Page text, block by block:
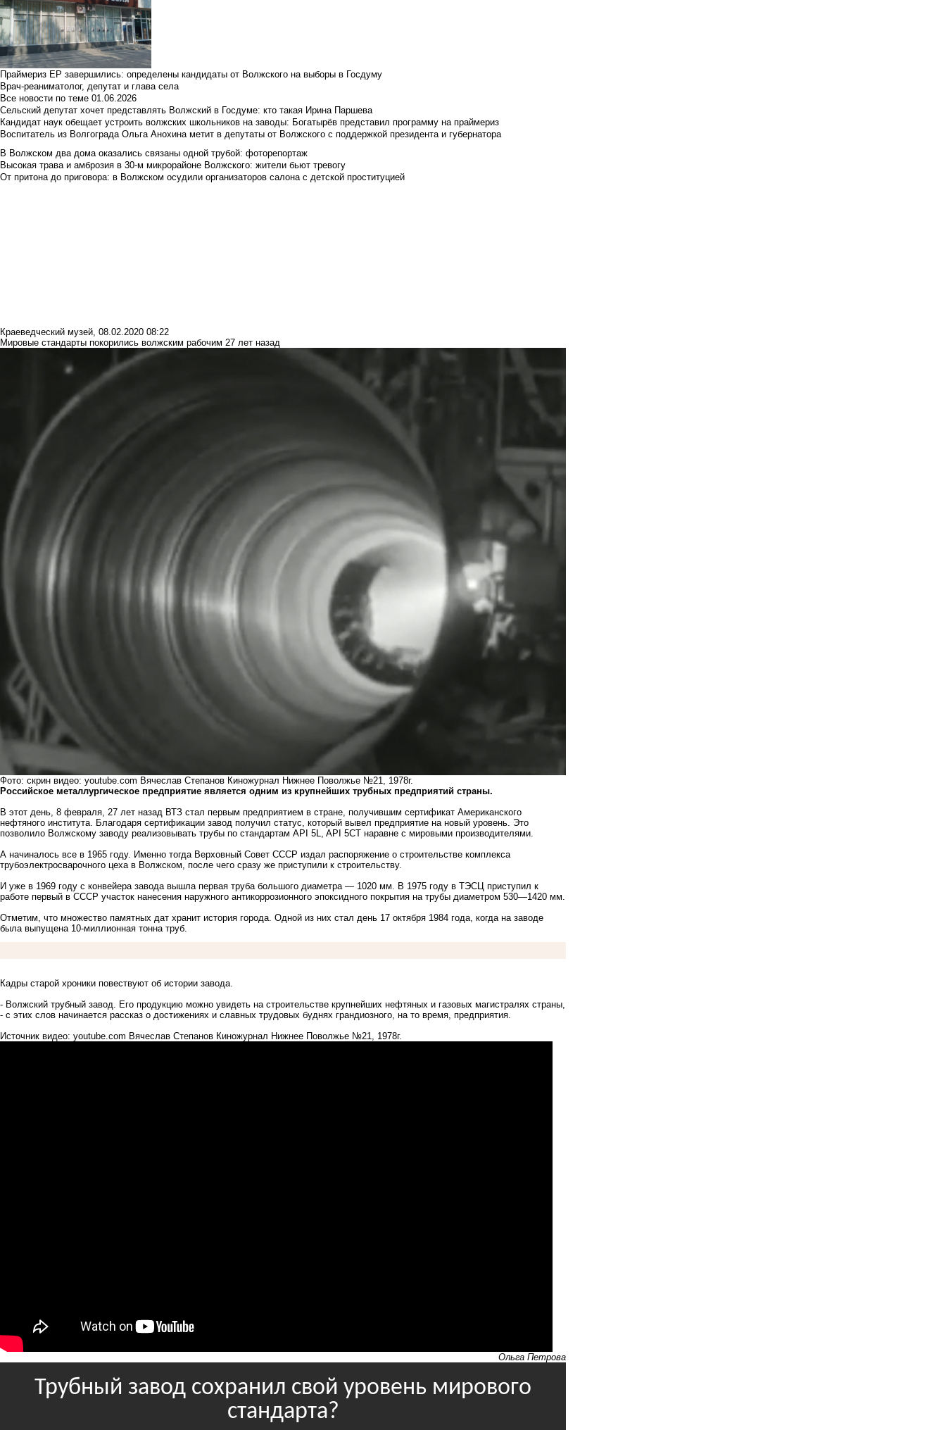
Праймериз ЕР завершились: определены кандидаты от Волжского на выборы в Госдуму
Врач-реаниматолог, депутат и глава села
Все новости по теме 01.06.2026
Сельский депутат хочет представлять Волжский в Госдуме: кто такая Ирина Паршева
Кандидат наук обещает устроить волжских школьников на заводы: Богатырёв представил программу на праймериз
Воспитатель из Волгограда Ольга Анохина метит в депутаты от Волжского с поддержкой президента и губернатора
В Волжском два дома оказались связаны одной трубой: фоторепортаж
Высокая трава и амброзия в 30‑м микрорайоне Волжского: жители бьют тревогу
От притона до приговора: в Волжском осудили организаторов салона с детской проституцией
Краеведческий музей, 08.02.2020 08:22
Мировые стандарты покорились волжским рабочим 27 лет назад
Фото: скрин видео: youtube.com Вячеслав Степанов Киножурнал Нижнее Поволжье №21, 1978г.
Российское металлургическое предприятие является одним из крупнейших трубных предприятий страны.
В этот день, 8 февраля, 27 лет назад ВТЗ стал первым предприятием в стране, получившим сертификат Американского
нефтяного института. Благодаря сертификации завод получил статус, который вывел предприятие на новый уровень. Это
позволило Волжскому заводу реализовывать трубы по стандартам API 5L, API 5CT наравне с мировыми производителями.
А начиналось все в 1965 году. Именно тогда Верховный Совет СССР издал распоряжение о строительстве комплекса
трубоэлектросварочного цеха в Волжском, после чего сразу же приступили к строительству.
И уже в 1969 году с конвейера завода вышла первая труба большого диаметра — 1020 мм. В 1975 году в ТЭСЦ приступил к
работе первый в СССР участок нанесения наружного антикоррозионного эпоксидного покрытия на трубы диаметром 530—1420 мм.
Отметим, что множество памятных дат хранит история города. Одной из них стал день 17 октября 1984 года, когда на заводе
была выпущена 10-миллионная тонна труб.
Кадры старой хроники повествуют об истории завода.
- Волжский трубный завод. Его продукцию можно увидеть на строительстве крупнейших нефтяных и газовых магистралях страны,
- с этих слов начинается рассказ о достижениях и славных трудовых буднях грандиозного, на то время, предприятия.
Источник видео: youtube.com Вячеслав Степанов Киножурнал Нижнее Поволжье №21, 1978г.
Ольга Петрова